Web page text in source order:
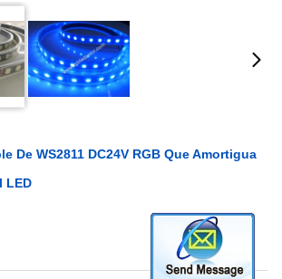
De WS2811 DC24V RGB Que Amortigua
LED